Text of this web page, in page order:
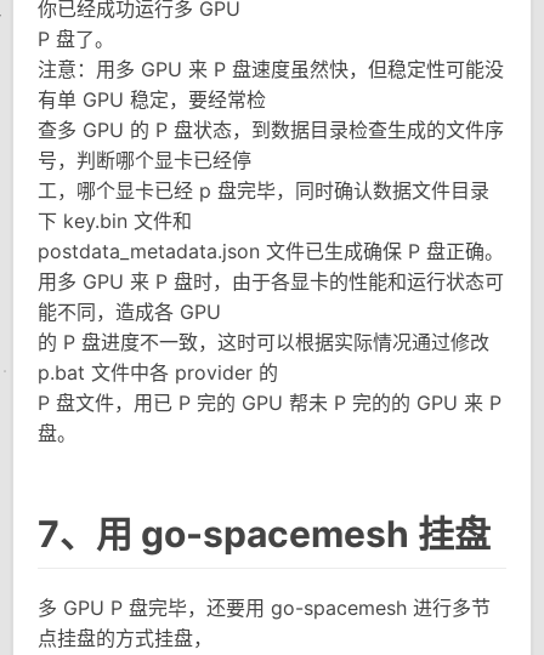
你已经成功运行多 GPU
P 盘了。
注意：用多 GPU 来 P 盘速度虽然快，但稳定性可能没
有单 GPU 稳定，要经常检
查多 GPU 的 P 盘状态，到数据目录检查生成的文件序
号，判断哪个显卡已经停
工，哪个显卡已经 p 盘完毕，同时确认数据文件目录
下 key.bin 文件和
postdata_metadata.json 文件已生成确保 P 盘正确。
用多 GPU 来 P 盘时，由于各显卡的性能和运行状态可
能不同，造成各 GPU
的 P 盘进度不一致，这时可以根据实际情况通过修改
p.bat 文件中各 provider 的
P 盘文件，用已 P 完的 GPU 帮未 P 完的的 GPU 来 P
盘。
7、用 go-spacemesh 挂盘
多 GPU P 盘完毕，还要用 go-spacemesh 进行多节
点挂盘的方式挂盘，